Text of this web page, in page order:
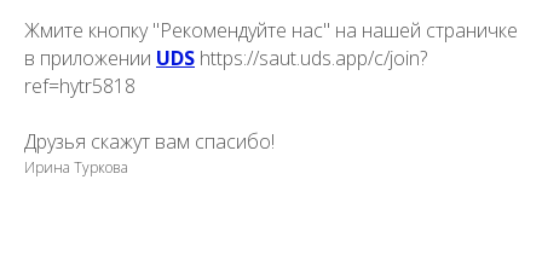
Жмите кнопку "Рекомендуйте нас" на нашей страничке
в приложении UDS https://saut.uds.app/c/join?
ref=hytr5818
Друзья скажут вам спасибо!
Ирина Туркова